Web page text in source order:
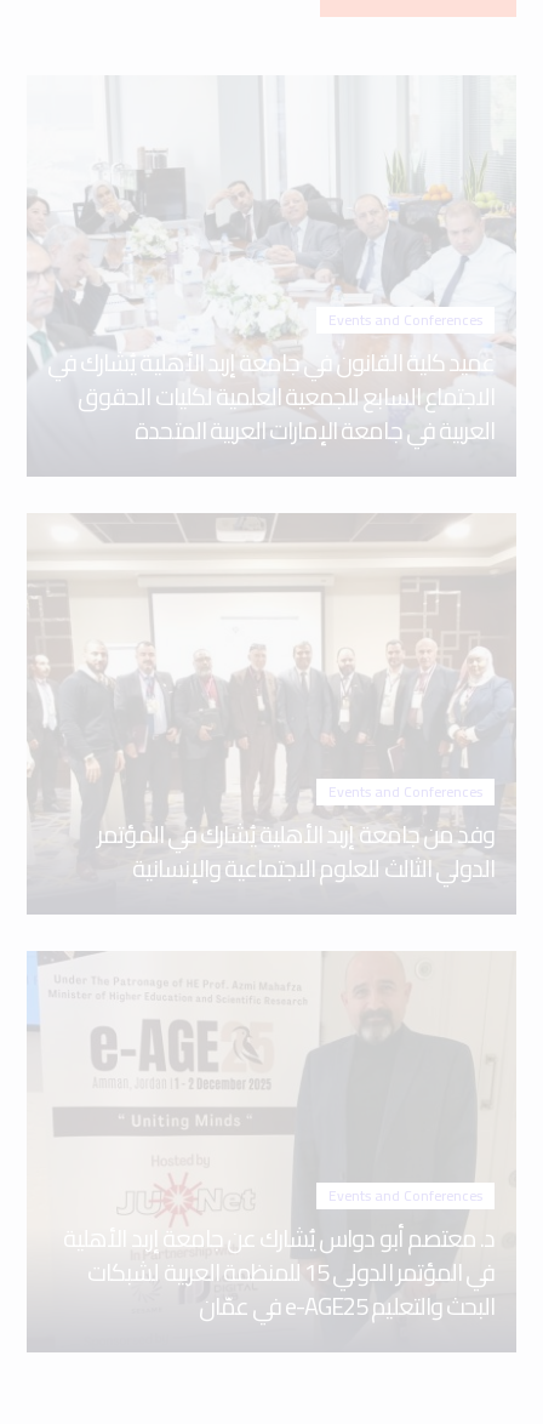
Events and Conferences
عميد كلية القانون في جامعة إربد الأهلية يُشارك في
الاجتماع السابع للجمعية العلمية لكليات الحقوق
العربية في جامعة الإمارات العربية المتحدة
Events and Conferences
وفد من جامعة إربد الأهلية يُشارك في المؤتمر
الدولي الثالث للعلوم الاجتماعية والإنسانية
Events and Conferences
د. معتصم أبو دواس يُشارك عن جامعة إربد الأهلية
في المؤتمر الدولي 15 للمنظمة العربية لشبكات
البحث والتعليم e-AGE25 في عمّان